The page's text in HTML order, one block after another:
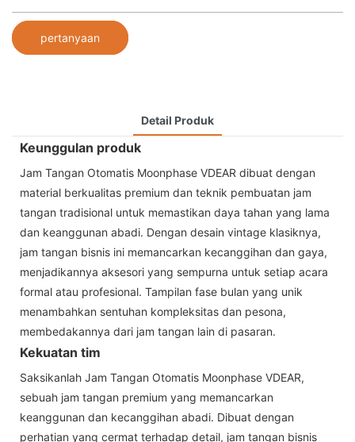
pertanyaan
Detail Produk
Keunggulan produk
Jam Tangan Otomatis Moonphase VDEAR dibuat dengan
material berkualitas premium dan teknik pembuatan jam
tangan tradisional untuk memastikan daya tahan yang lama
dan keanggunan abadi. Dengan desain vintage klasiknya,
jam tangan bisnis ini memancarkan kecanggihan dan gaya,
menjadikannya aksesori yang sempurna untuk setiap acara
formal atau profesional. Tampilan fase bulan yang unik
menambahkan sentuhan kompleksitas dan pesona,
membedakannya dari jam tangan lain di pasaran.
Kekuatan tim
Saksikanlah Jam Tangan Otomatis Moonphase VDEAR,
sebuah jam tangan premium yang memancarkan
keanggunan dan kecanggihan abadi. Dibuat dengan
perhatian yang cermat terhadap detail, jam tangan bisnis